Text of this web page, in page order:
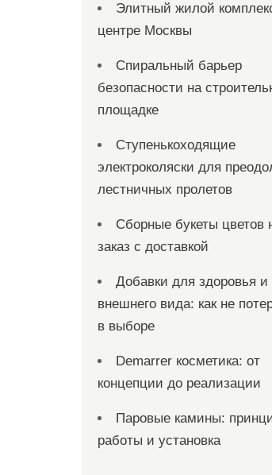
Элитный жилой
центре Москвы
Спиральный барьер
безопасности на
площадке
Ступенькоходящие
электроколяски для
лестничных пролетов
Сборные букеты цветов
заказ с доставкой
Добавки для здоровья и
внешнего вида: как не
в выборе
Demarrer косметика: от
концепции до реализации
Паровые камины:
работы и установка